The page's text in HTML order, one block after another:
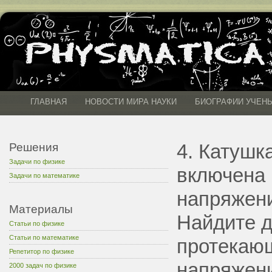
ГЛАВНАЯ НОВОСТИ МИРА НАУКИ БИОГРАФИИ
Решения
Задачи по физике
Задачи по математике
Материалы
Статьи по физике
Статьи по математике
Репетитор по физике
2000 задач по физике
4.
Найдите